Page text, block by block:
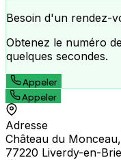
Besoin d'un rendez-
Obtenez le numéro
quelques secondes.
Appeler
Appeler
Adresse
Château du
77220 Liverdy-en-Brie